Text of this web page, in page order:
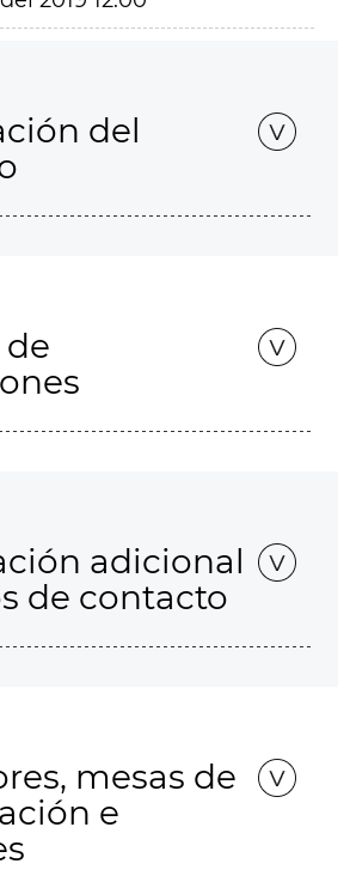
del
de
adicional
de contacto
mesas de
e